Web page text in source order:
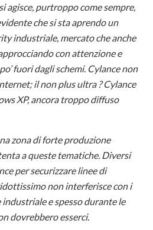
agisce, purtroppo come sempre,
che si sta aprendo un
industriale, mercato che anche
con attenzione e
fuori dagli schemi. Cylance non
il non plus ultra ? Cylance
XP, ancora troppo diffuso
zona di forte produzione
a queste tematiche. Diversi
per securizzare linee di
non interferisce con i
e spesso durante le
dovrebbero esserci.